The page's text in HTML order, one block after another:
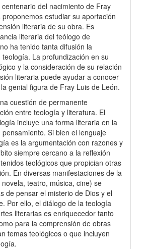
del nacimiento de Fray
estudiar su aportación
literaria de su obra. Es
literaria del teólogo de
ha tenido tanta difusión la
La profundización en su
y la consideración de su relación
literaria puede ayudar a conocer
genial figura de Fray Luis de León.
cuestión de permanente
entre teología y literatura. El
incluye una forma literaria en la
Si bien el lenguaje
es la argumentación con razones y
siempre cercano a la reflexión
teológicos que propician otras
En diversas manifestaciones de la
teatro, música, cine) se
de pensar el misterio de Dios y el
Por ello, el diálogo de la teología
literarias es enriquecedor tanto
para la comprensión de obras
temas teológicos o que incluyen